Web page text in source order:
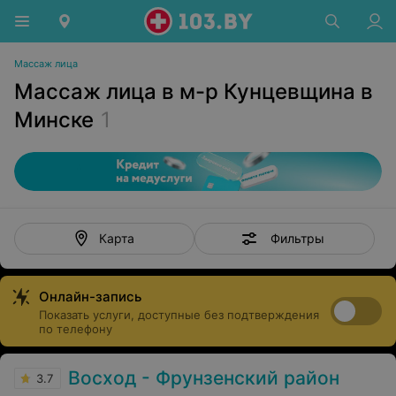
Массаж лица
Массаж лица в м-р Кунцевщина в
Минске 1
Карта Фильтры
Онлайн-запись
Показать услуги, доступные без подтверждения
по телефону
3.7 Восход - Фрунзенский район